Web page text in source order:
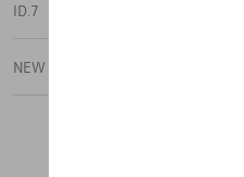
ID.7
NEW ID.7